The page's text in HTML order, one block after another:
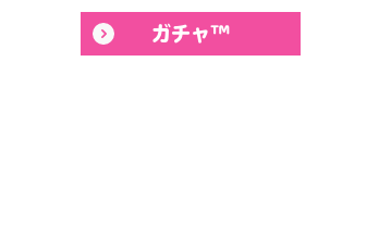
ガチャ™